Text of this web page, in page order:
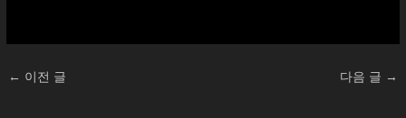
← 이전 글 다음 글 →